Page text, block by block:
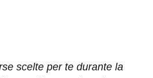
scelte per te durante la